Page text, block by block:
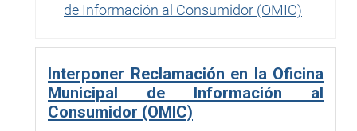
de Información al Consumidor (OMIC)
Interponer Reclamación en la Oficina
Municipal de Información al
Consumidor (OMIC)